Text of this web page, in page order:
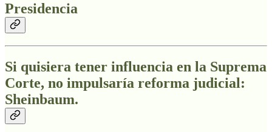
Presidencia
Si quisiera tener influencia en la Suprema
Corte, no impulsaría reforma judicial:
Sheinbaum.